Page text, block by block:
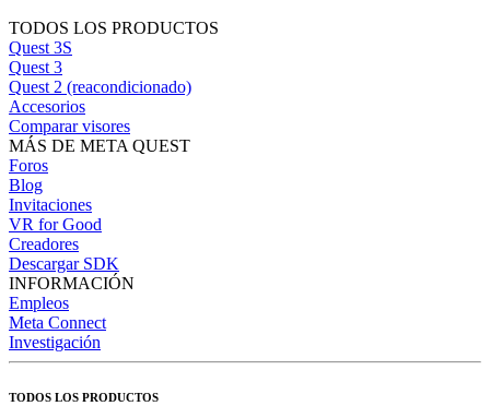
TODOS LOS PRODUCTOS
Quest 3S
Quest 3
Quest 2 (reacondicionado)
Accesorios
Comparar visores
MÁS DE META QUEST
Foros
Blog
Invitaciones
VR for Good
Creadores
Descargar SDK
INFORMACIÓN
Empleos
Meta Connect
Investigación
TODOS LOS PRODUCTOS